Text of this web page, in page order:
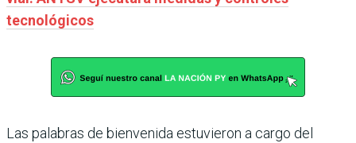
tecnológicos
Las palabras de bienvenida estuvieron a cargo del